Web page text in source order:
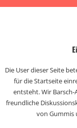
Die User dieser Seite
für die Startseite
entsteht. Wir
freundliche
von Gummis